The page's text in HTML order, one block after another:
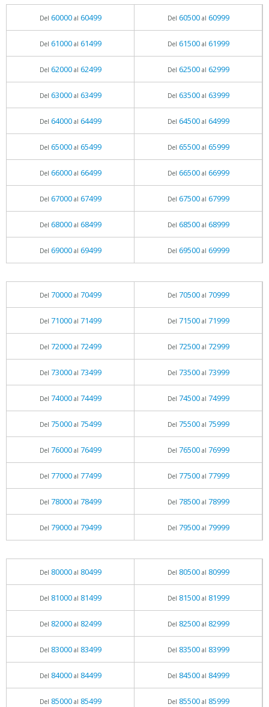
Del 60000al 60499 Del 60500al 60999
Del 61000al 61499 Del 61500al 61999
Del 62000al 62499 Del 62500al 62999
Del 63000al 63499 Del 63500al 63999
Del 64000al 64499 Del 64500al 64999
Del 65000al 65499 Del 65500al 65999
Del 66000al 66499 Del 66500al 66999
Del 67000al 67499 Del 67500al 67999
Del 68000al 68499 Del 68500al 68999
Del 69000al 69499 Del 69500al 69999
Del 70000al 70499 Del 70500al 70999
Del 71000al 71499 Del 71500al 71999
Del 72000al 72499 Del 72500al 72999
Del 73000al 73499 Del 73500al 73999
Del 74000al 74499 Del 74500al 74999
Del 75000al 75499 Del 75500al 75999
Del 76000al 76499 Del 76500al 76999
Del 77000al 77499 Del 77500al 77999
Del 78000al 78499 Del 78500al 78999
Del 79000al 79499 Del 79500al 79999
Del 80000al 80499 Del 80500al 80999
Del 81000al 81499 Del 81500al 81999
Del 82000al 82499 Del 82500al 82999
Del 83000al 83499 Del 83500al 83999
Del 84000al 84499 Del 84500al 84999
Del 85000al 85499 Del 85500al 85999